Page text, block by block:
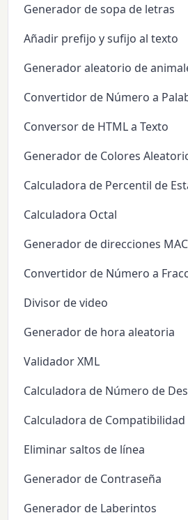
Generador de sopa de letras
Añadir prefijo y sufijo al texto
Generador aleatorio de
Convertidor de Número a
Conversor de HTML a Texto
Generador de Colores
Calculadora de Percentil de
Calculadora Octal
Generador de direcciones MAC
Convertidor de Número a
Divisor de video
Generador de hora aleatoria
Validador XML
Calculadora de Número de
Calculadora de
Eliminar saltos de línea
Generador de Contraseña
Generador de Laberintos